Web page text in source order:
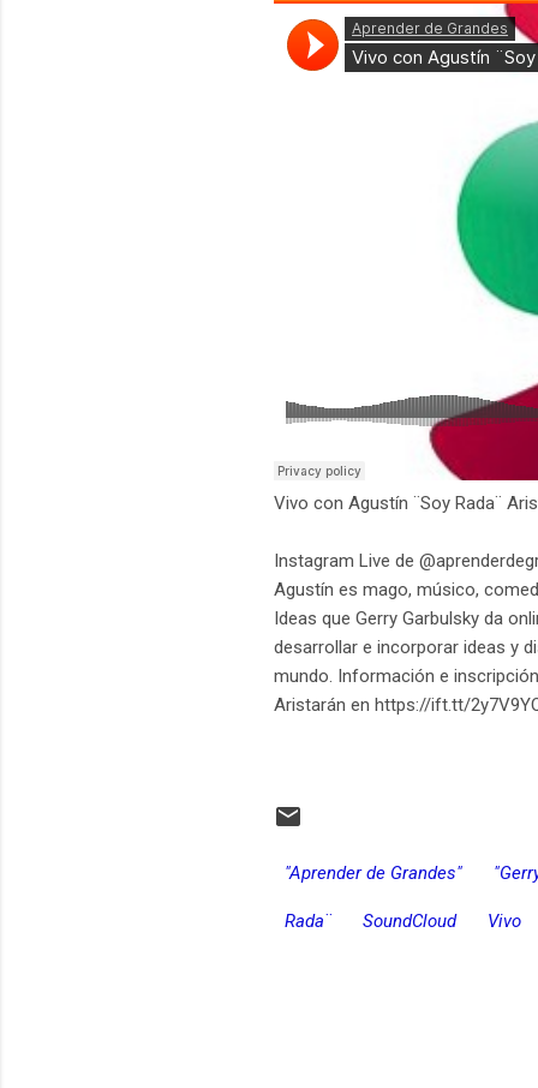
Vivo con Agustín ¨Soy Rada¨
Instagram Live de
Agustín es mago, músico,
Ideas que Gerry Garbulsky da
desarrollar e incorporar ideas y
mundo. Información e
Aristarán en https://ift.tt/
"Aprender de Grandes"
Rada¨ SoundCloud Vivo